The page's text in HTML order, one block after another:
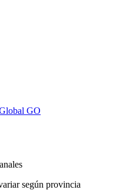
GO
según provincia